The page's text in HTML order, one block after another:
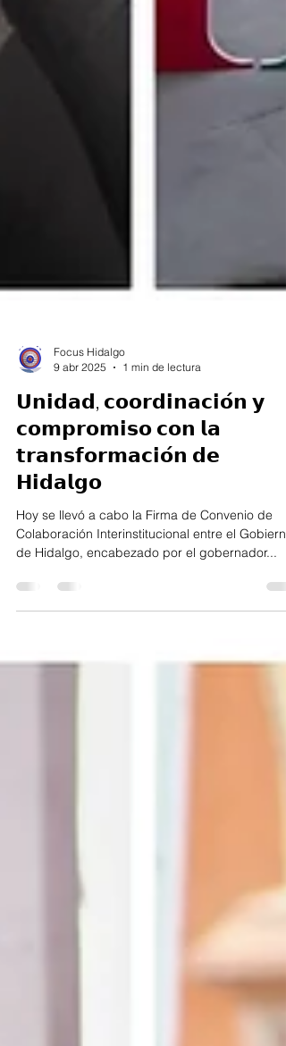
Focus Hidalgo
9 abr 2025
1 min de lectura
𝗨𝗻𝗶𝗱𝗮𝗱, 𝗰𝗼𝗼𝗿𝗱𝗶𝗻𝗮𝗰𝗶𝗼́𝗻 𝘆
𝗰𝗼𝗺𝗽𝗿𝗼𝗺𝗶𝘀𝗼 𝗰𝗼𝗻 𝗹𝗮
𝘁𝗿𝗮𝗻𝘀𝗳𝗼𝗿𝗺𝗮𝗰𝗶𝗼́𝗻 𝗱𝗲
𝗛𝗶𝗱𝗮𝗹𝗴𝗼
Hoy se llevó a cabo la Firma de Convenio de
de Hidalgo, encabezado por el gobernador...